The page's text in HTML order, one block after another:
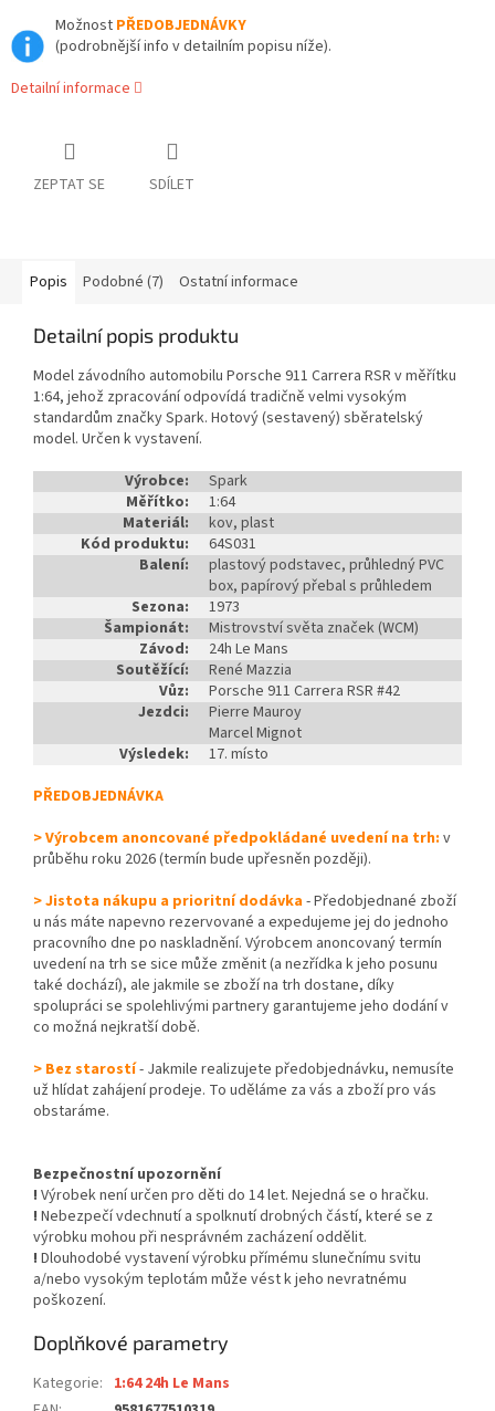
Možnost PŘEDOBJEDNÁVKY
(podrobnější info v detailním popisu níže).
Detailní informace
ZEPTAT SE SDÍLET
Popis Podobné (7) Ostatní informace
Detailní popis produktu
Model závodního automobilu Porsche 911 Carrera RSR v měřítku
1:64, jehož zpracování odpovídá tradičně velmi vysokým
standardům značky Spark. Hotový (sestavený) sběratelský
model. Určen k vystavení.
Výrobce:
Spark
Měřítko:
1:64
Materiál:
kov, plast
Kód produktu:
64S031
Balení:
plastový podstavec, průhledný PVC
box, papírový přebal s průhledem
Sezona:
1973
Šampionát:
Mistrovství světa značek (WCM)
Závod:
24h Le Mans
Soutěžící:
René Mazzia
Vůz:
Porsche 911 Carrera RSR #42
Jezdci:
Pierre Mauroy
Marcel Mignot
Výsledek:
17. místo
PŘEDOBJEDNÁVKA
> Výrobcem anoncované předpokládané uvedení na trh: v
průběhu roku 2026 (termín bude upřesněn později).
> Jistota nákupu a prioritní dodávka- Předobjednané zboží
u nás máte napevno rezervované a expedujeme jej do jednoho
pracovního dne po naskladnění. Výrobcem anoncovaný termín
uvedení na trh se sice může změnit (a nezřídka k jeho posunu
také dochází), ale jakmile se zboží na trh dostane, díky
spolupráci se spolehlivými partnery garantujeme jeho dodání v
co možná nejkratší době.
> Bez starostí- Jakmile realizujete předobjednávku, nemusíte
už hlídat zahájení prodeje. To uděláme za vás a zboží pro vás
obstaráme.
Bezpečnostní upozornění
! Výrobek není určen pro děti do 14 let. Nejedná se o hračku.
! Nebezpečí vdechnutí a spolknutí drobných částí, které se z
výrobku mohou při nesprávném zacházení oddělit.
! Dlouhodobé vystavení výrobku přímému slunečnímu svitu
a/nebo vysokým teplotám může vést k jeho nevratnému
poškození.
Doplňkové parametry
Kategorie: 1:64 24h Le Mans